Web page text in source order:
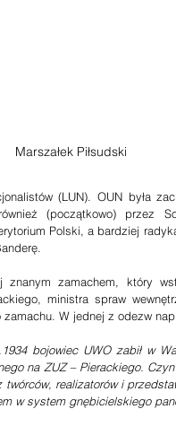
Marszałek Piłsudski
(LUN). OUN była
(początkowo) przez
Polski, a bardziej
zamachem, który
ministra spraw
zamachu. W jednej z odezw
bojowiec UWO zabił w
na ZUZ – Pierackiego.
twórców, realizatorów i
w system gnębicielskiego